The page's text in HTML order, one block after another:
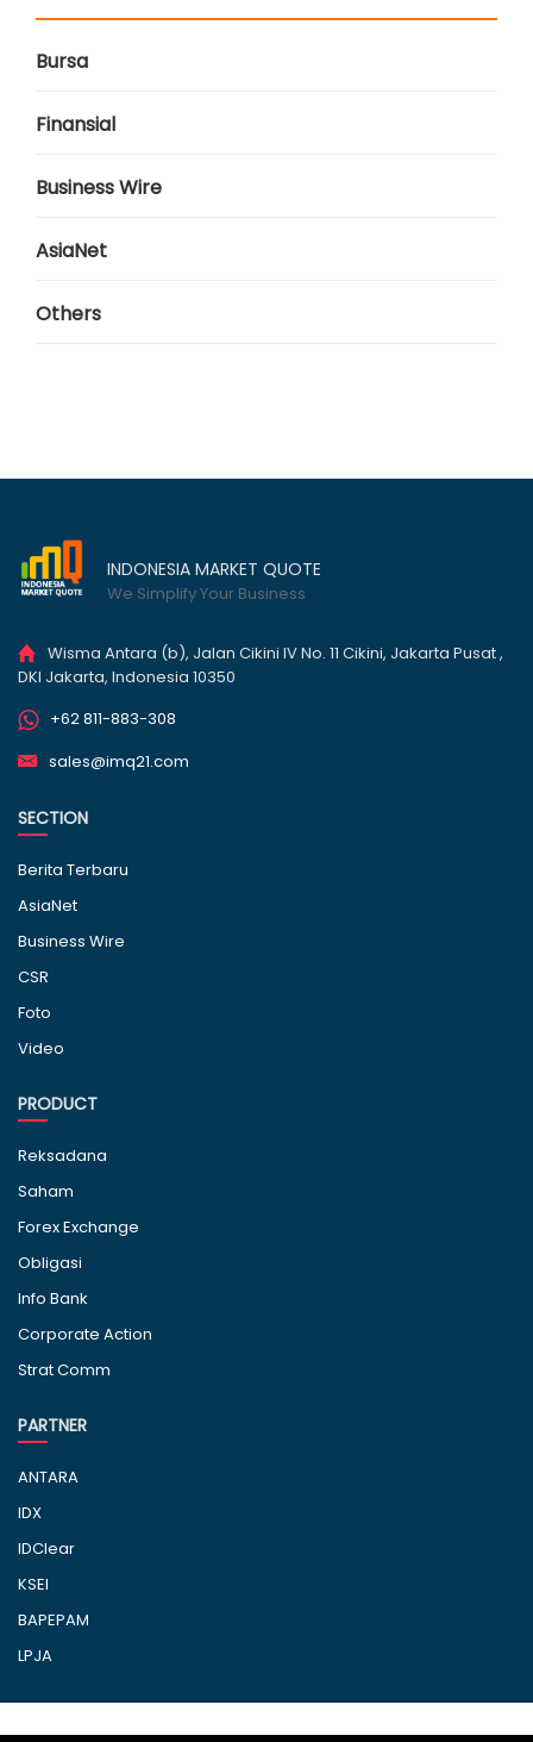
Bursa
Finansial
Business Wire
AsiaNet
Others
INDONESIA MARKET QUOTE
We Simplify Your Business
Wisma Antara (b), Jalan Cikini IV No. 11 Cikini, Jakarta Pusat ,
DKI Jakarta, Indonesia 10350
+62 811-883-308
sales@imq21.com
SECTION
Berita Terbaru
AsiaNet
Business Wire
CSR
Foto
Video
PRODUCT
Reksadana
Saham
Forex Exchange
Obligasi
Info Bank
Corporate Action
Strat Comm
PARTNER
ANTARA
IDX
IDClear
KSEI
BAPEPAM
LPJA